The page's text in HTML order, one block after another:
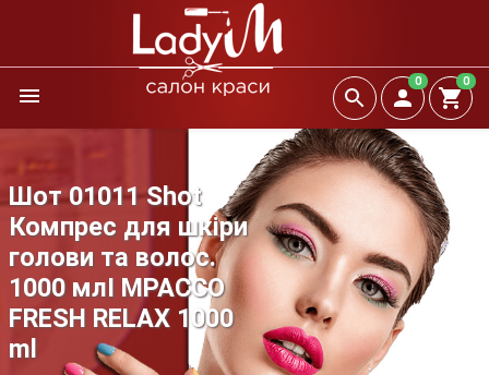
0 0
Шот 01011 Shot
Компрес для шкіри
голови та волос.
1000 млI MPACCO
FRESH RELAX 1000
ml